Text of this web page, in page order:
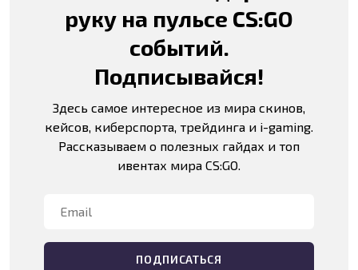
руку на пульсе CS:GO
событий.
Подписывайся!
Здесь самое интересное из мира скинов,
кейсов, киберспорта, трейдинга и i-gaming.
Рассказываем о полезных гайдах и топ
ивентах мира CS:GO.